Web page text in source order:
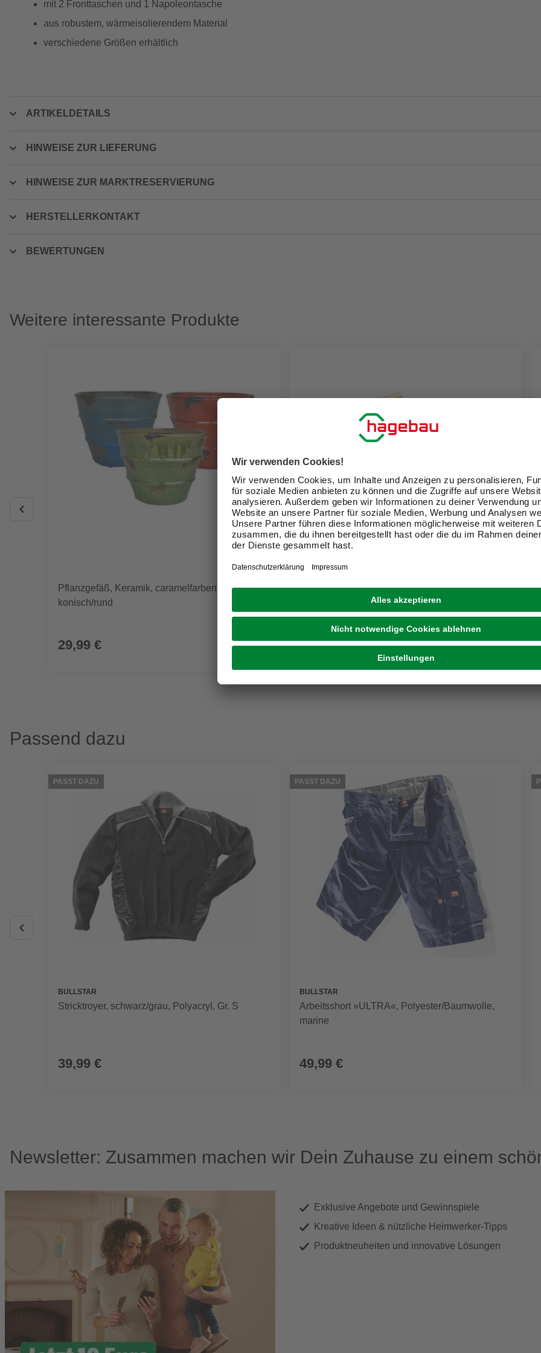
mit 2 Fronttaschen und 1 Napoleontasche
aus robustem, wärmeisolierendem Material
verschiedene Größen erhältlich
ARTIKELDETAILS
HINWEISE ZUR LIEFERUNG
HINWEISE ZUR MARKTRESERVIERUNG
HERSTELLERKONTAKT
BEWERTUNGEN
Weitere interessante Produkte
Pflanzgefäß, Keramik, caramelfarben,
konisch/rund
29,99 €
Maulkorb für Hunde, Größe: Gr. 2, Rindsleder,
20,99 €
Passend dazu
PASST DAZU
BULLSTAR
Stricktroyer, schwarz/grau, Polyacryl, Gr. S
39,99 €
PASST DAZU
BULLSTAR
Arbeitsshort »ULTRA«, Polyester/Baumwolle,
marine
49,99 €
Newsletter: Zusammen machen wir Dein Zuhause zu einem
Exklusive Angebote und Gewinnspiele
Kreative Ideen & nützliche Heimwerker-Tipps
Produktneuheiten und innovative Lösungen